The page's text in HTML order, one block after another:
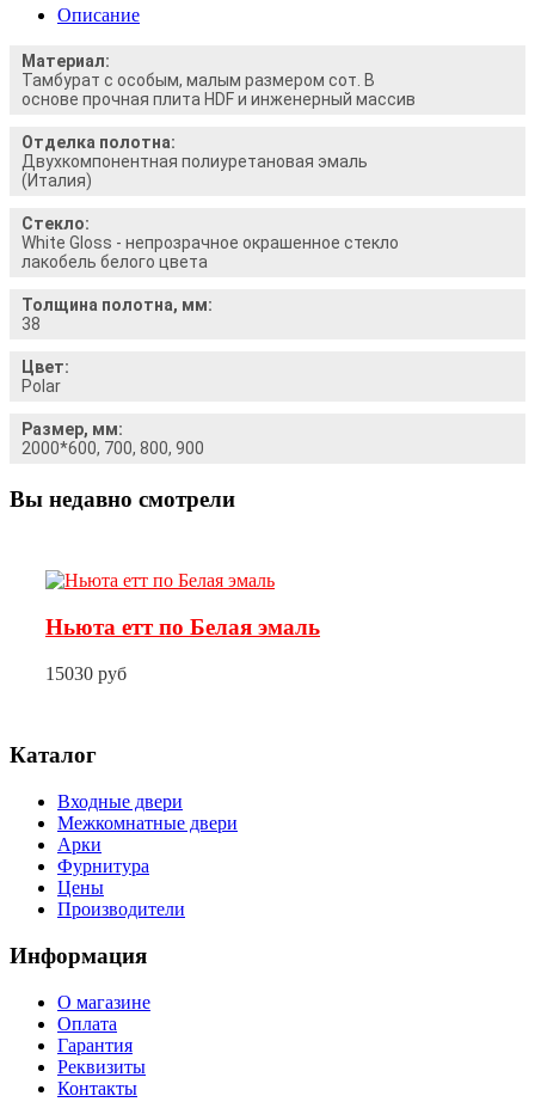
Описание
Материал:
Тамбурат с особым, малым размером сот. В
основе прочная плита HDF и инженерный массив
Отделка полотна:
Двухкомпонентная полиуретановая эмаль
(Италия)
Стекло:
White Gloss - непрозрачное окрашенное стекло
лакобель белого цвета
Толщина полотна, мм:
38
Цвет:
Polar
Размер, мм:
2000*600, 700, 800, 900
Вы недавно смотрели
Ньюта етт по Белая эмаль
15030 руб
Каталог
Входные двери
Межкомнатные двери
Арки
Фурнитура
Цены
Производители
Информация
О магазине
Оплата
Гарантия
Реквизиты
Контакты